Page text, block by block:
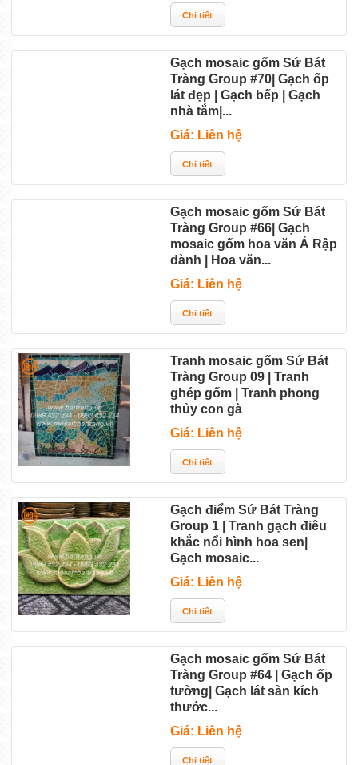
Gạch mosaic gốm Sứ Bát
Tràng Group #70| Gạch ốp
lát đẹp | Gạch bếp | Gạch
nhà tắm|...
Giá: Liên hệ
Gạch mosaic gốm Sứ Bát
Tràng Group #66| Gạch
mosaic gốm hoa văn Ả Rập
dành | Hoa văn...
Giá: Liên hệ
Tranh mosaic gốm Sứ Bát
Tràng Group 09 | Tranh
ghép gốm | Tranh phong
thủy con gà
Giá: Liên hệ
Gạch điểm Sứ Bát Tràng
Group 1 | Tranh gạch điêu
khắc nổi hình hoa sen|
Gạch mosaic...
Giá: Liên hệ
Gạch mosaic gốm Sứ Bát
Tràng Group #64 | Gạch ốp
tường| Gạch lát sàn kích
thước...
Giá: Liên hệ